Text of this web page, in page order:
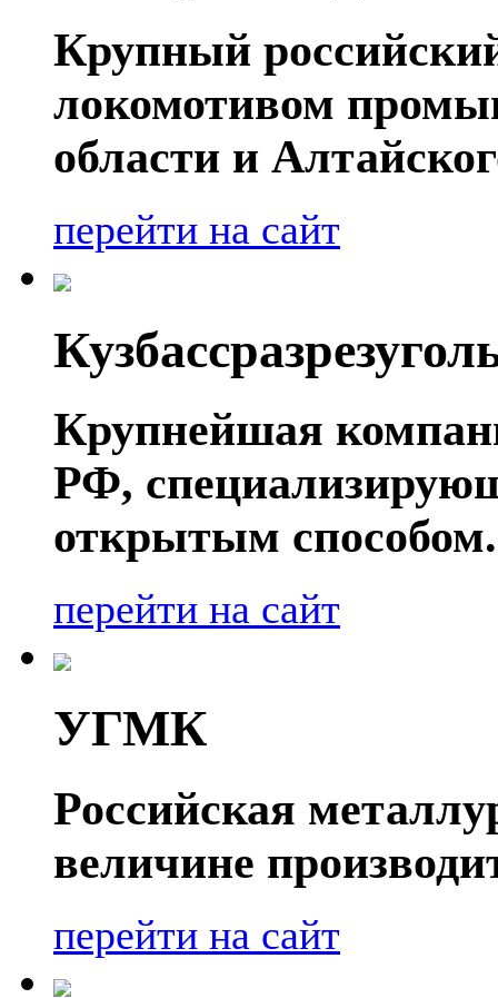
Крупный
локомотивом
области и
перейти на сайт
Крупнейшая
РФ,
открытым способом.
перейти на сайт
УГМК
Российская
величине
перейти на сайт